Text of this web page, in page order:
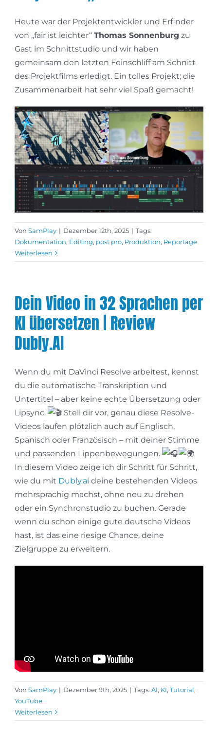
Heute war der Projektentwickler und Erfinder
von „fair ist leichter“ Thomas Sonnenburg zu
Gast im Schnittstudio und wir haben
gemeinsam den letzten Feinschliff am Schnitt
des Projektfilms erledigt. Ein tolles Projekt; die
Zusammenarbeit hat sehr viel Spaß gemacht!
Von SamPlay | Dezember 12th, 2025 | Tags:
Dokumentation, Editing, post pro, Produktion, Reportage
Weiterlesen
Dein Video in 32 Sprachen per
KI übersetzen | Review
Dubly.AI
Wenn du mit DaVinci Resolve arbeitest, kennst
du die automatische Transkription und
Untertitel – aber keine echte Übersetzung oder
Lipsync.
Stell dir vor, genau diese Resolve-
Videos laufen plötzlich auch auf Englisch,
Spanisch oder Französisch – mit deiner Stimme
und passenden Lippenbewegungen.
In diesem Video zeige ich dir Schritt für Schritt,
wie du mit Dubly.ai deine bestehenden Videos
mehrsprachig machst, ohne neu zu drehen
oder ein Synchronstudio zu buchen. Gerade
wenn du schon einige gute deutsche Videos
hast, ist das eine riesige Chance, deine
Zielgruppe zu erweitern.
Von SamPlay | Dezember 9th, 2025 | Tags: AI, KI, Tutorial,
YouTube
Weiterlesen